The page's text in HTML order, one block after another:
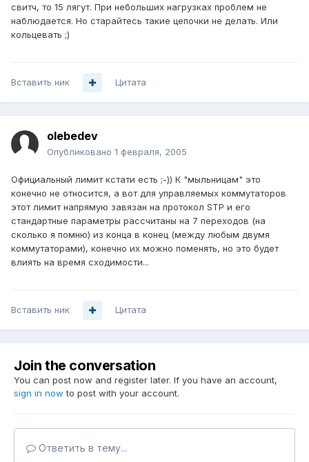
свитч, то 15 лягут. При небольших нагрузках проблем не
наблюдается. Но старайтесь такие цепочки не делать. Или
кольцевать ;)
Вставить ник Цитата
olebedev
Опубликовано 1 февраля, 2005
Официальный лимит кстати есть ;-)) К "мыльницам" это
конечно не относится, а вот для управляемых коммутаторов
этот лимит напрямую завязан на протокол STP и его
стандартные параметры рассчитаны на 7 переходов (на
сколько я помню) из конца в конец (между любым двумя
коммутаторами), конечно их можно поменять, но это будет
влиять на время сходимости...
Вставить ник Цитата
Join the conversation
You can post now and register later. If you have an account,
sign in now to post with your account.
Ответить в тему...